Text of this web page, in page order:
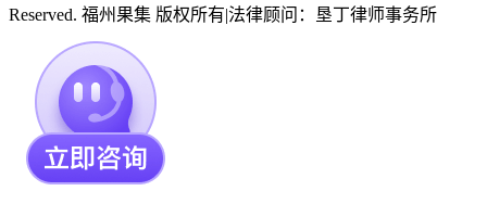
Reserved. 福州果集 版权所有|法律顾问：垦丁律师事务所